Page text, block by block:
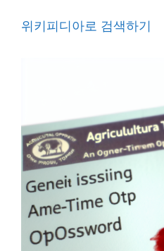
위키피디아로 검색하기